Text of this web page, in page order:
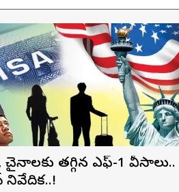
తగ్గిన ఎఫ్-1 వీసాలు..
నివేదిక..!